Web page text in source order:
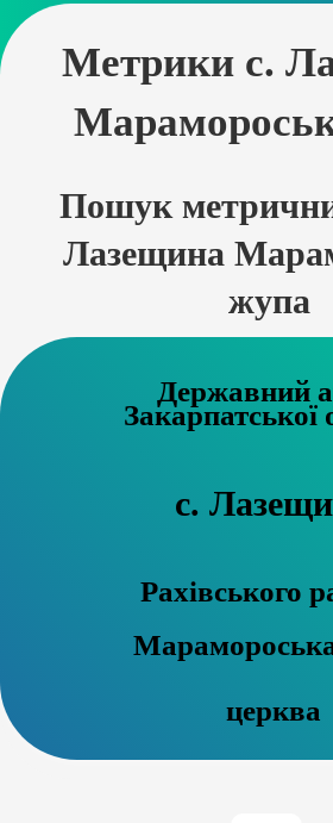
Метрики с.
Пошук
Лазещина
жупа
Державний
Закарпатської
с.
Рахівського
церква